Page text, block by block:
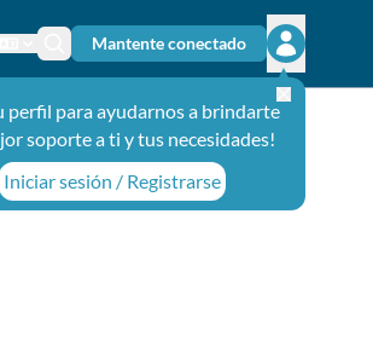
Cambiar el idioma
Ícono de búsqueda
Mantente conectado
Abrir el
perfil para ayudarnos a brindarte
soporte a ti y tus necesidades!
Iniciar sesión / Registrarse